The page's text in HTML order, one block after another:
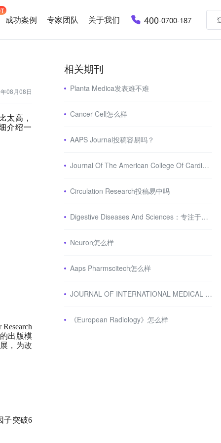
成功案例 专家团队 关于我们 400-0700-187
08月08日
太高，
介绍一
出版模
，为改
子突破6
相关期刊
Planta Medica发表难不难
Cancer Cell怎么样
AAPS Journal投稿容易吗？
Journal Of The American College Of Cardiology怎么样
Circulation Research投稿易中吗
Digestive Diseases And Sciences：专注于胃肠肝病学领域
Neuron怎么样
Aaps Pharmscitech怎么样
JOURNAL OF INTERNATIONAL MEDICAL RESEARCH怎么样
《European Radiology》怎么样